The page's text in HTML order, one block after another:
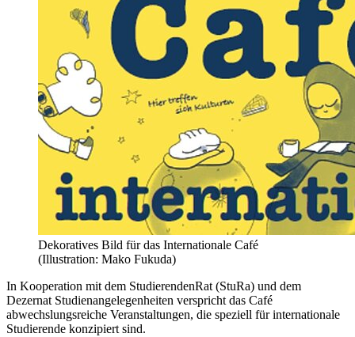
Dekoratives Bild für das Internationale Café
(Illustration: Mako Fukuda)
In Kooperation mit dem StudierendenRat (StuRa) und dem
Dezernat Studienangelegenheiten verspricht das Café
abwechslungsreiche Veranstaltungen, die speziell für internationale
Studierende konzipiert sind.